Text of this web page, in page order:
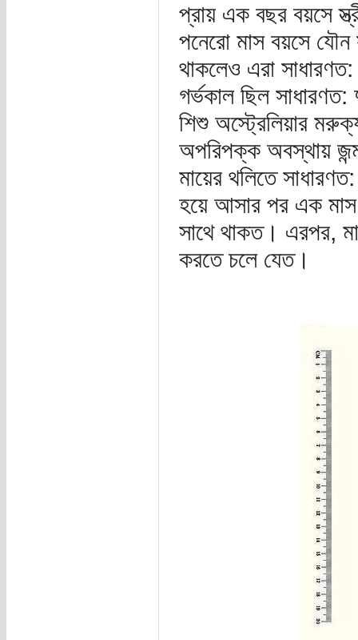
প্রায় এক বছর বয়সে
পনেরো মাস বয়সে যৌন
থাকলেও এরা
গর্ভকাল ছিল
শিশু অস্ট্রেলিয়ার
অপরিপক্ক অবস্থায়
মায়ের থলিতে
হয়ে আসার পর এক মাস
সাথে থাকত। এরপর,
করতে চলে যেত।